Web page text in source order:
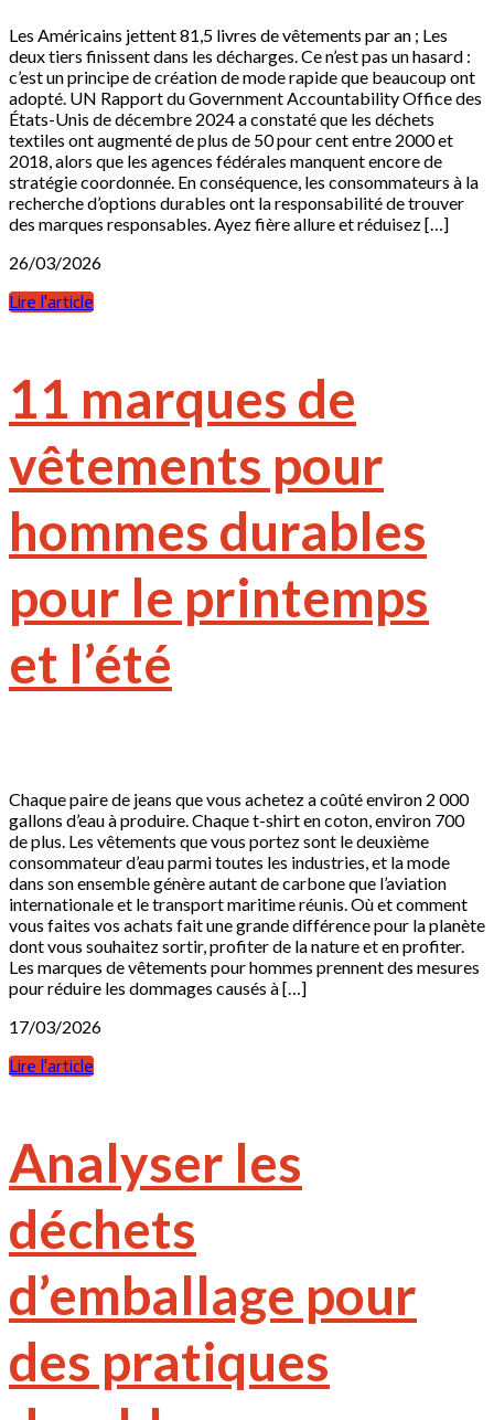
Les Américains jettent 81,5 livres de vêtements par an ; Les
deux tiers finissent dans les décharges. Ce n’est pas un hasard :
c’est un principe de création de mode rapide que beaucoup ont
adopté. UN Rapport du Government Accountability Office des
États-Unis de décembre 2024 a constaté que les déchets
textiles ont augmenté de plus de 50 pour cent entre 2000 et
2018, alors que les agences fédérales manquent encore de
stratégie coordonnée. En conséquence, les consommateurs à la
recherche d’options durables ont la responsabilité de trouver
des marques responsables. Ayez fière allure et réduisez […]
26/03/2026
Lire l'article
11 marques de
vêtements pour
hommes durables
pour le printemps
et l’été
Chaque paire de jeans que vous achetez a coûté environ 2 000
gallons d’eau à produire. Chaque t-shirt en coton, environ 700
de plus. Les vêtements que vous portez sont le deuxième
consommateur d’eau parmi toutes les industries, et la mode
dans son ensemble génère autant de carbone que l’aviation
internationale et le transport maritime réunis. Où et comment
vous faites vos achats fait une grande différence pour la planète
dont vous souhaitez sortir, profiter de la nature et en profiter.
Les marques de vêtements pour hommes prennent des mesures
pour réduire les dommages causés à […]
17/03/2026
Lire l'article
Analyser les
déchets
d’emballage pour
des pratiques